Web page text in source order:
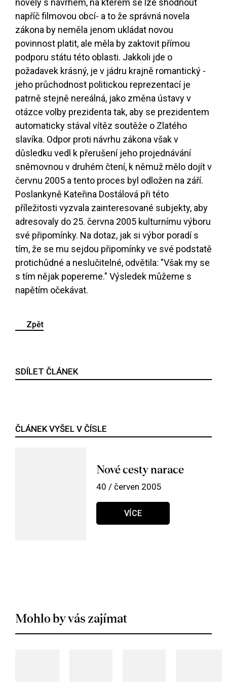
novely s návrhem, na kterém se lze shodnout
napříč filmovou obcí- a to že správná novela
zákona by neměla jenom ukládat novou
povinnost platit, ale měla by zaktovit přímou
podporu státu této oblasti. Jakkoli jde o
požadavek krásný, je v jádru krajně romantický -
jeho průchodnost politickou reprezentací je
patrně stejně nereálná, jako změna ústavy v
otázce volby prezidenta tak, aby se prezidentem
automaticky stával vítěz soutěže o Zlatého
slavíka. Odpor proti návrhu zákona však v
důsledku vedl k přerušení jeho projednávání
sněmovnou v druhém čtení, k němuž mělo dojít v
červnu 2005 a tento proces byl odložen na září.
Poslankyně Kateřina Dostálová při této
příležitosti vyzvala zainteresované subjekty, aby
adresovaly do 25. června 2005 kulturnímu výboru
své připomínky. Na dotaz, jak si výbor poradí s
tím, že se mu sejdou připomínky ve své podstatě
protichůdné a neslučitelné, odvětila: "Však my se
s tím nějak popereme." Výsledek můžeme s
napětím očekávat.
Zpět
SDÍLET ČLÁNEK
ČLÁNEK VYŠEL V ČÍSLE
Nové cesty narace
40 / červen 2005
VÍCE
Mohlo by vás zajímat